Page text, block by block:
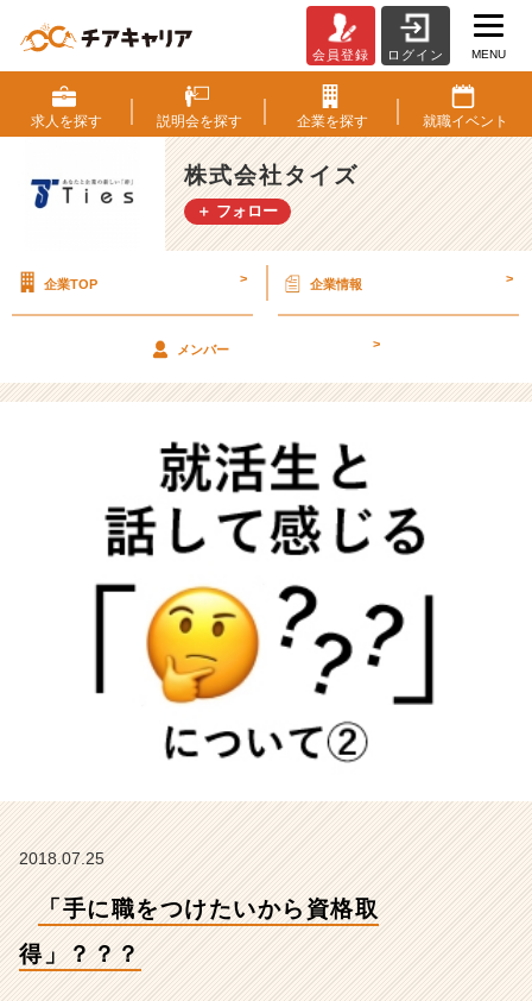
に
職
を
つ
け
た
資
得」？？？
式
会
社
イ
の
タ
ム
ラ
ン】
|
成
会員登録 ログイン MENU
求人を探す 説明会を探す 企業を探す 就職イベント
株式会社タイズ
＋ フォロー
企業TOP > 企業情報 >
メンバー >
2018.07.25
「手に職をつけたいから資格取
得」？？？